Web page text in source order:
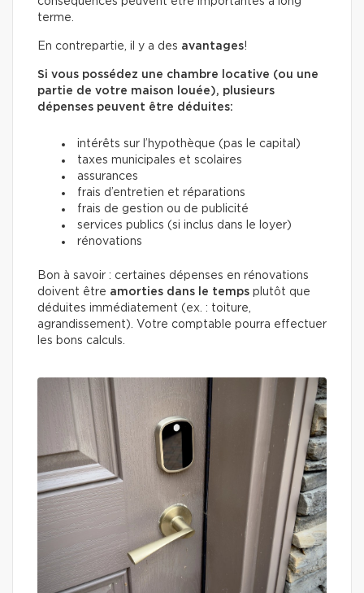
terme.
En contrepartie, il y a des avantages!
Si vous possédez une chambre locative (ou une
partie de votre maison louée), plusieurs
dépenses peuvent être déduites:
intérêts sur l’hypothèque (pas le capital)
taxes municipales et scolaires
assurances
frais d’entretien et réparations
frais de gestion ou de publicité
services publics (si inclus dans le loyer)
rénovations
Bon à savoir : certaines dépenses en rénovations
doivent être amorties dans le temps plutôt que
déduites immédiatement (ex. : toiture,
agrandissement). Votre comptable pourra effectuer
les bons calculs.